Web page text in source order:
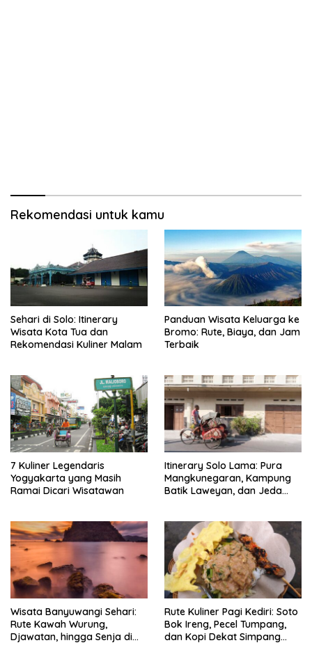
Rekomendasi untuk kamu
Sehari di Solo: Itinerary
Wisata Kota Tua dan
Rekomendasi Kuliner Malam
Panduan Wisata Keluarga ke
Bromo: Rute, Biaya, dan Jam
Terbaik
7 Kuliner Legendaris
Yogyakarta yang Masih
Ramai Dicari Wisatawan
Itinerary Solo Lama: Pura
Mangkunegaran, Kampung
Batik Laweyan, dan Jeda
Wisata Banyuwangi Sehari:
Rute Kawah Wurung,
Djawatan, hingga Senja di
Rute Kuliner Pagi Kediri: Soto
Bok Ireng, Pecel Tumpang,
dan Kopi Dekat Simpang